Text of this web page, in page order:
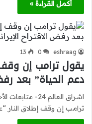
أكمل القراءة »
eshraag
0
13
يقول ترامب إن
دعم الحياة” بعد
اشراق العالم
ترامب إن وقف إطلاق النار